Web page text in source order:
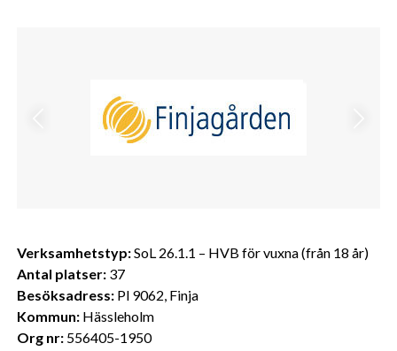
Verksamhetstyp:SoL 26.1.1 – HVB för vuxna (från 18 år)
Antal platser:37
Besöksadress:Pl 9062, Finja
Kommun:Hässleholm
Org nr:556405-1950